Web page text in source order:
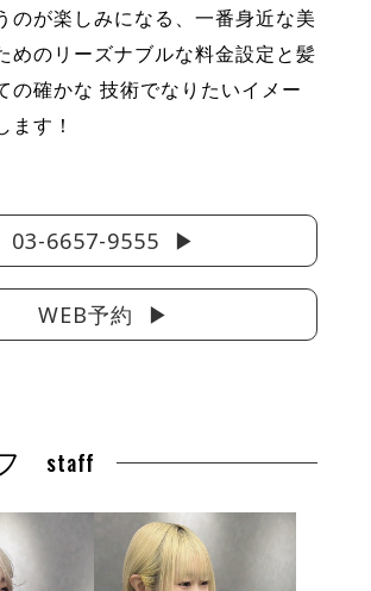
のが楽しみになる、一番身近な美
めのリーズナブルな料金設定と髪
の確かな 技術でなりたいイメー
ます！
03-6657-9555
WEB予約
staff